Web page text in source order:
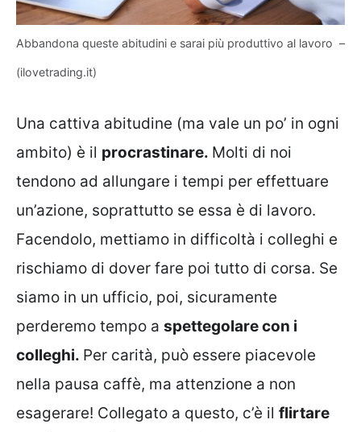
Abbandona queste abitudini e sarai più produttivo al lavoro –
(ilovetrading.it)
Una cattiva abitudine (ma vale un po’ in ogni
ambito) è il procrastinare. Molti di noi
tendono ad allungare i tempi per effettuare
un’azione, soprattutto se essa è di lavoro.
Facendolo, mettiamo in difficoltà i colleghi e
rischiamo di dover fare poi tutto di corsa. Se
siamo in un ufficio, poi, sicuramente
perderemo tempo a spettegolare con i
colleghi. Per carità, può essere piacevole
nella pausa caffè, ma attenzione a non
esagerare! Collegato a questo, c’è il flirtare